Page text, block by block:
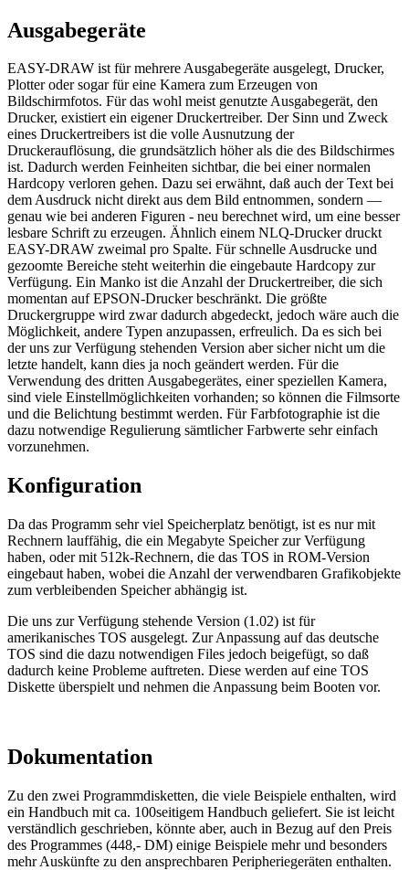
Ausgabegeräte
EASY-DRAW ist für mehrere Ausgabegeräte ausgelegt, Drucker,
Plotter oder sogar für eine Kamera zum Erzeugen von
Bildschirmfotos. Für das wohl meist genutzte Ausgabegerät, den
Drucker, existiert ein eigener Druckertreiber. Der Sinn und Zweck
eines Druckertreibers ist die volle Ausnutzung der
Druckerauflösung, die grundsätzlich höher als die des Bildschirmes
ist. Dadurch werden Feinheiten sichtbar, die bei einer normalen
Hardcopy verloren gehen. Dazu sei erwähnt, daß auch der Text bei
dem Ausdruck nicht direkt aus dem Bild entnommen, sondern —
genau wie bei anderen Figuren - neu berechnet wird, um eine besser
lesbare Schrift zu erzeugen. Ähnlich einem NLQ-Drucker druckt
EASY-DRAW zweimal pro Spalte. Für schnelle Ausdrucke und
gezoomte Bereiche steht weiterhin die eingebaute Hardcopy zur
Verfügung. Ein Manko ist die Anzahl der Druckertreiber, die sich
momentan auf EPSON-Drucker beschränkt. Die größte
Druckergruppe wird zwar dadurch abgedeckt, jedoch wäre auch die
Möglichkeit, andere Typen anzupassen, erfreulich. Da es sich bei
der uns zur Verfügung stehenden Version aber sicher nicht um die
letzte handelt, kann dies ja noch geändert werden. Für die
Verwendung des dritten Ausgabegerätes, einer speziellen Kamera,
sind viele Einstellmöglichkeiten vorhanden; so können die Filmsorte
und die Belichtung bestimmt werden. Für Farbfotographie ist die
dazu notwendige Regulierung sämtlicher Farbwerte sehr einfach
vorzunehmen.
Konfiguration
Da das Programm sehr viel Speicherplatz benötigt, ist es nur mit
Rechnern lauffähig, die ein Megabyte Speicher zur Verfügung
haben, oder mit 512k-Rechnern, die das TOS in ROM-Version
eingebaut haben, wobei die Anzahl der verwendbaren Grafikobjekte
zum verbleibenden Speicher abhängig ist.
Die uns zur Verfügung stehende Version (1.02) ist für
amerikanisches TOS ausgelegt. Zur Anpassung auf das deutsche
TOS sind die dazu notwendigen Files jedoch beigefügt, so daß
dadurch keine Probleme auftreten. Diese werden auf eine TOS
Diskette überspielt und nehmen die Anpassung beim Booten vor.
Dokumentation
Zu den zwei Programmdisketten, die viele Beispiele enthalten, wird
ein Handbuch mit ca. 100seitigem Handbuch geliefert. Sie ist leicht
verständlich geschrieben, könnte aber, auch in Bezug auf den Preis
des Programmes (448,- DM) einige Beispiele mehr und besonders
mehr Auskünfte zu den ansprechbaren Peripheriegeräten enthalten.